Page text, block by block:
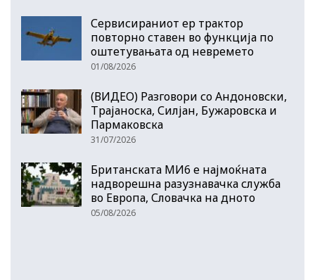
Сервисираниот ер трактор
повторно ставен во функција по
оштетувањата од невремето
01/08/2026
(ВИДЕО) Разговори со Андоновски,
Трајаноска, Силјан, Бужаровска и
Пармаковска
31/07/2026
Британската МИ6 е најмоќната
надворешна разузнавачка служба
во Европа, Словачка на дното
05/08/2026